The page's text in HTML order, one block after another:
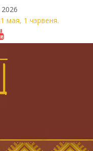
мая, 1 чэрвеня.
балюча нараджаецца